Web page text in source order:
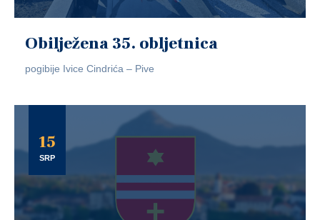
Obilježena 35. obljetnica
pogibije Ivice Cindrića – Pive
15
SRP